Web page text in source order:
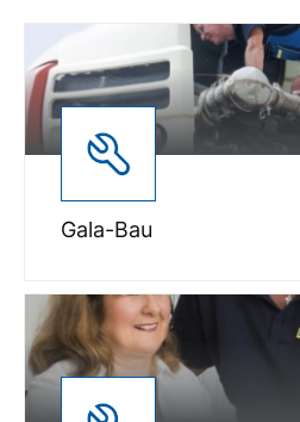
Gala-Bau